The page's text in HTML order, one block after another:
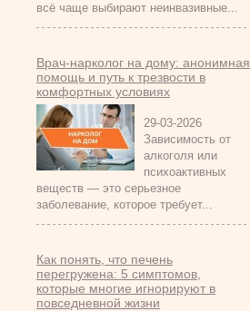
всё чаще выбирают неинвазивные...
Врач-нарколог на дому: анонимная
помощь и путь к трезвости в
комфортных условиях
29-03-2026
Зависимость от
алкоголя или
психоактивных
веществ — это серьезное
заболевание, которое требует...
Как понять, что печень
перегружена: 5 симптомов,
которые многие игнорируют в
повседневной жизни